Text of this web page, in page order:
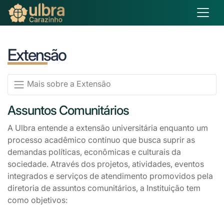
Extensão
Mais sobre a Extensão
Assuntos Comunitários
A Ulbra entende a extensão universitária enquanto um
processo acadêmico contínuo que busca suprir as
demandas políticas, econômicas e culturais da
sociedade. Através dos projetos, atividades, eventos
integrados e serviços de atendimento promovidos pela
diretoria de assuntos comunitários, a Instituição tem
como objetivos: